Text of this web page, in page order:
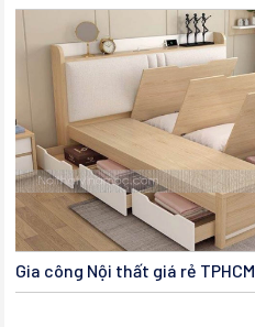
Gia công Nội thất giá rẻ TPHCM